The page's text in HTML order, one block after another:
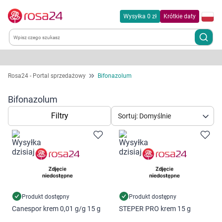
Wysyłka 0 zł Krótkie daty
Kategorie
Chemia gospodarcza
Dla zwierząt
Dom i ogród
Kobieta w ciąży i mama
Rosa24 - Portal sprzedażowy Bifonazolum
Bifonazolum
Filtry Sortuj: Domyślnie
Produkt dostępny
Canespor krem 0,01 g/g 15 g
Produkt dostępny
STEPER PRO krem 15 g